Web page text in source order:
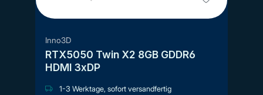
Inno3D
RTX5050 Twin X2 8GB GDDR6
HDMI 3xDP
1-3 Werktage, sofort versandfertig